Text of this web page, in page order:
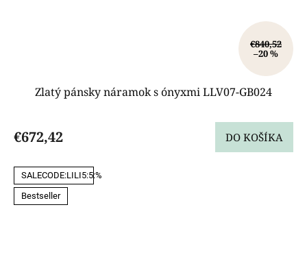
€840,52
–20 %
Zlatý pánsky náramok s ónyxmi LLV07-GB024
€672,42 DO KOŠÍKA
SALECODE:LILI5:5:%
Bestseller